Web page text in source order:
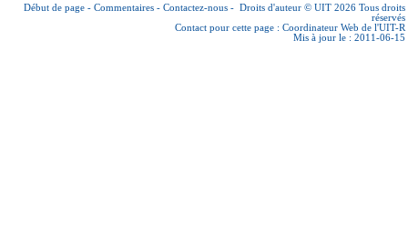
Début de page - Commentaires - Contactez-nous - Droits d'auteur © UIT 2026 Tous droits
réservés
Contact pour cette page : Coordinateur Web de l'UIT-R
Mis à jour le : 2011-06-15